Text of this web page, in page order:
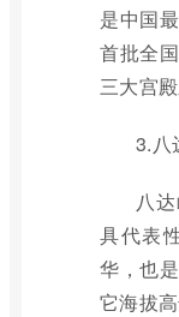
是中国
首批全
三大宫殿
3.八
八
具代表
华，也
它海拔